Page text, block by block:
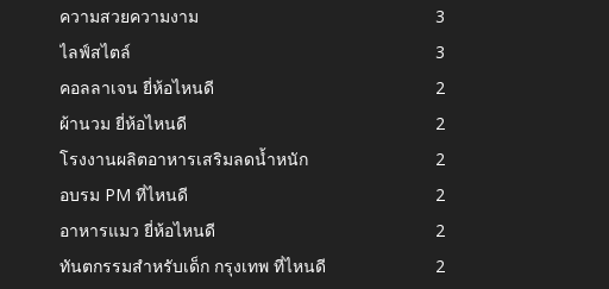
ความสวยความงาม
3
ไลฟ์สไตล์
3
คอลลาเจน ยี่ห้อไหนดี
2
ผ้านวม ยี่ห้อไหนดี
2
โรงงานผลิตอาหารเสริมลดน้ำหนัก
2
อบรม PM ที่ไหนดี
2
อาหารแมว ยี่ห้อไหนดี
2
ทันตกรรมสำหรับเด็ก กรุงเทพ ที่ไหนดี
2